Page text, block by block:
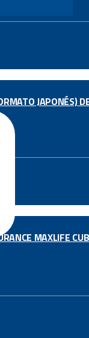
JAPONÉS)
MAXLIFE